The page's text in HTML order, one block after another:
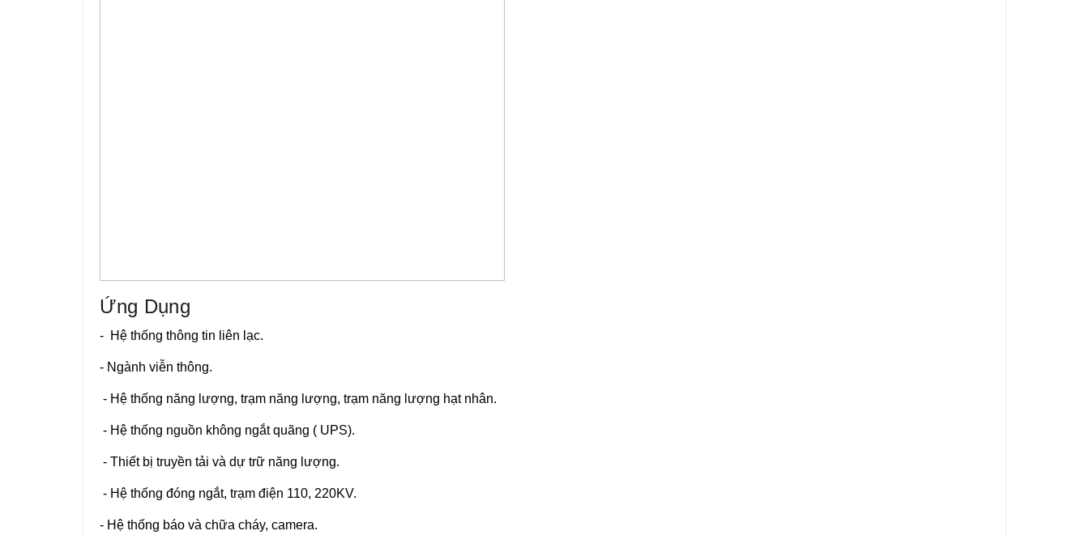
Ứng Dụng
- Hệ thống thông tin liên lạc.
- Ngành viễn thông.
- Hệ thống năng lượng, trạm năng lượng, trạm năng lượng hạt nhân.
- Hệ thống nguồn không ngắt quãng ( UPS).
- Thiết bị truyền tải và dự trữ năng lượng.
- Hệ thống đóng ngắt, trạm điện 110, 220KV.
- Hệ thống báo và chữa cháy, camera.